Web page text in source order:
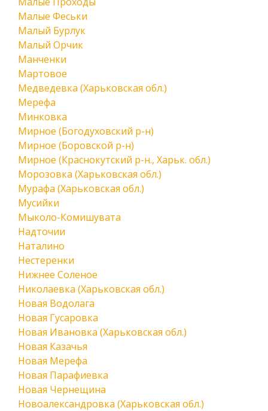
Малые Феськи
Малый Бурлук
Малый Орчик
Манченки
Мартовое
Медведевка (Харьковская обл.)
Мерефа
Минковка
Мирное (Богодуховский р-н)
Мирное (Боровской р-н)
Мирное (Краснокутский р-н., Харьк. обл.)
Морозовка (Харьковская обл.)
Мурафа (Харьковская обл.)
Мусийки
Мыколо-Комишувата
Надточии
Наталино
Нестеренки
Нижнее Соленое
Николаевка (Харьковская обл.)
Новая Водолага
Новая Гусаровка
Новая Ивановка (Харьковская обл.)
Новая Казачья
Новая Мерефа
Новая Парафиевка
Новая Чернещина
Новоалександровка (Харьковская обл.)